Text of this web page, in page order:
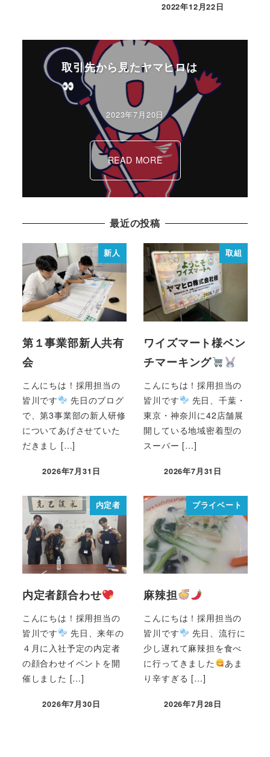
2022年12月22日
取引先から見たヤマヒロは
2023年7月20日
READ MORE
最近の投稿
新人
第１事業部新人共有
会
こんにちは！採用担当の
皆川です
先日のブログ
で、第3事業部の新人研修
についてあげさせていた
だきまし […]
2026年7月31日
取組
ワイズマート様ベン
チマーキング
こんにちは！採用担当の
皆川です
先日、千葉・
東京・神奈川に42店舗展
開している地域密着型の
スーパー […]
2026年7月31日
内定者
内定者顔合わせ
こんにちは！採用担当の
皆川です
先日、来年の
４月に入社予定の内定者
の顔合わせイベントを開
催しました […]
2026年7月30日
プライベート
麻辣担
こんにちは！採用担当の
皆川です
先日、流行に
少し遅れて麻辣担を食べ
に行ってきました
あま
り辛すぎる […]
2026年7月28日